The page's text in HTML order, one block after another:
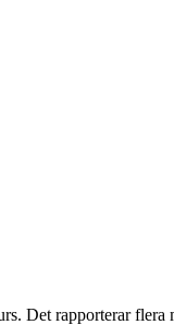
Det rapporterar